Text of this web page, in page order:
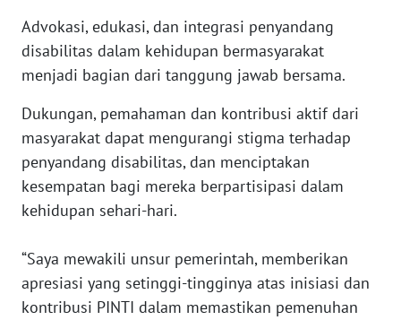
Advokasi, edukasi, dan integrasi penyandang
disabilitas dalam kehidupan bermasyarakat
menjadi bagian dari tanggung jawab bersama.
Dukungan, pemahaman dan kontribusi aktif dari
masyarakat dapat mengurangi stigma terhadap
penyandang disabilitas, dan menciptakan
kesempatan bagi mereka berpartisipasi dalam
kehidupan sehari-hari.
“Saya mewakili unsur pemerintah, memberikan
apresiasi yang setinggi-tingginya atas inisiasi dan
kontribusi PINTI dalam memastikan pemenuhan
WN
SULTENG
WN
WN
BABEL
WN
WN
SUMSEL